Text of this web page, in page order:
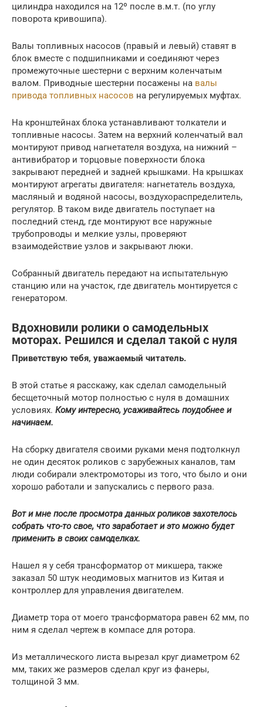
цилиндра находился на 12º после в.м.т. (по углу
поворота кривошипа).
Валы топливных насосов (правый и левый) ставят в
блок вместе с подшипниками и соединяют через
промежуточные шестерни с верхним коленчатым
валом. Приводные шестерни посажены на валы
привода топливных насосов на регулируемых муфтах.
На кронштейнах блока устанавливают толкатели и
топливные насосы. Затем на верхний коленчатый вал
монтируют привод нагнетателя воздуха, на нижний –
антивибратор и торцовые поверхности блока
закрывают передней и задней крышками. На крышках
монтируют агрегаты двигателя: нагнетатель воздуха,
масляный и водяной насосы, воздухораспределитель,
регулятор. В таком виде двигатель поступает на
последний стенд, где монтируют все наружные
трубопроводы и мелкие узлы, проверяют
взаимодействие узлов и закрывают люки.
Собранный двигатель передают на испытательную
станцию или на участок, где двигатель монтируется с
генератором.
Вдохновили ролики о самодельных
моторах. Решился и сделал такой с нуля
Приветствую тебя, уважаемый читатель.
В этой статье я расскажу, как сделал самодельный
бесщеточный мотор полностью с нуля в домашних
условиях. Кому интересно, усаживайтесь поудобнее и
начинаем.
На сборку двигателя своими руками меня подтолкнул
не один десяток роликов с зарубежных каналов, там
люди собирали электромоторы из того, что было и они
хорошо работали и запускались с первого раза.
Вот и мне после просмотра данных роликов захотелось
собрать что-то свое, что заработает и это можно будет
применить в своих самоделках.
Нашел я у себя трансформатор от микшера, также
заказал 50 штук неодимовых магнитов из Китая и
контроллер для управления двигателем.
Диаметр тора от моего трансформатора равен 62 мм, по
ним я сделал чертеж в компасе для ротора.
Из металлического листа вырезал круг диаметром 62
мм, таких же размеров сделал круг из фанеры,
толщиной 3 мм.